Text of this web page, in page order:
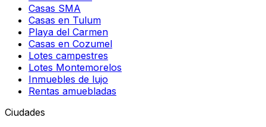
Casas SMA
Casas en Tulum
Playa del Carmen
Casas en Cozumel
Lotes campestres
Lotes Montemorelos
Inmuebles de lujo
Rentas amuebladas
Ciudades